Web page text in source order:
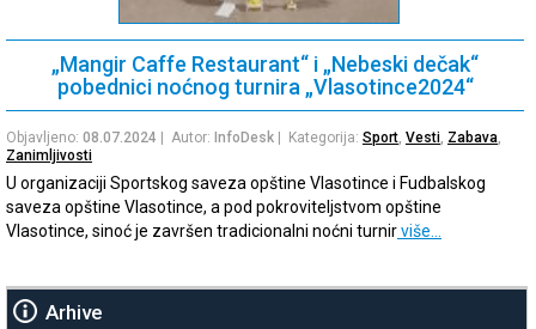
„Mangir Caffe Restaurant“ i „Nebeski dečak“
pobednici noćnog turnira „Vlasotince2024“
Objavljeno: 08.07.2024 | Autor: InfoDesk | Kategorija: Sport, Vesti, Zabava,
Zanimljivosti
U organizaciji Sportskog saveza opštine Vlasotince i Fudbalskog
saveza opštine Vlasotince, a pod pokroviteljstvom opštine
Vlasotince, sinoć je završen tradicionalni noćni turnirviše…
Arhive